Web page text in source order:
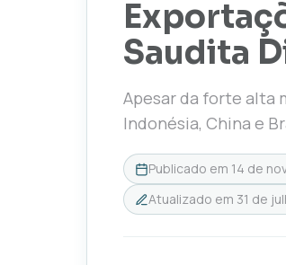
Saudita
Apesar da forte alta
Indonésia, China e
Publicado em 14 de
Atualizado em 31 de